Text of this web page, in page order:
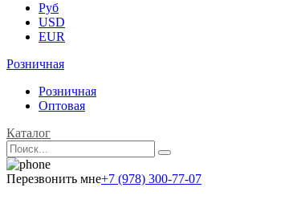
Руб
USD
EUR
Розничная
Розничная
Оптовая
Каталог
Перезвонить мне+7 (978) 300-77-07